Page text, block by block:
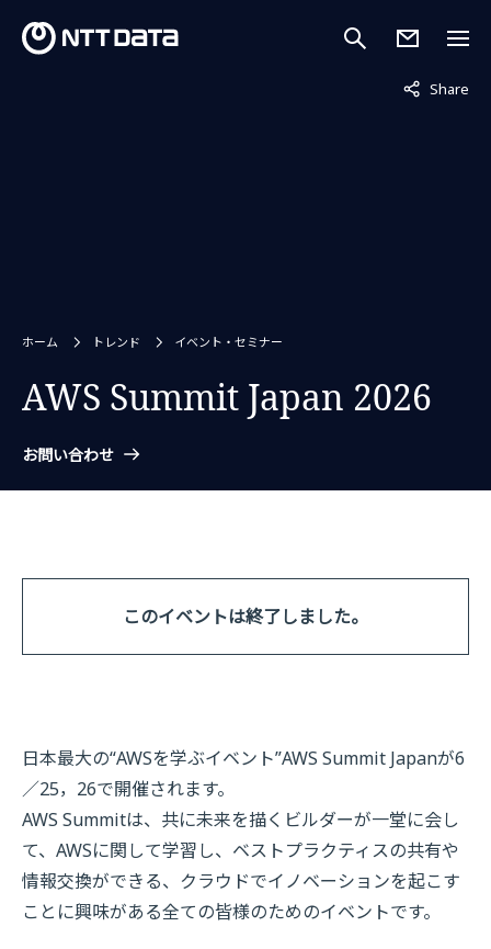
Share
非表示中
ホーム トレンド イベント・セミナー
AWS Summit Japan 2026
お問い合わせ
このイベントは終了しました。
日本最大の“AWSを学ぶイベント”AWS Summit Japanが6
／25，26で開催されます。
AWS Summitは、共に未来を描くビルダーが一堂に会し
て、AWSに関して学習し、ベストプラクティスの共有や
情報交換ができる、クラウドでイノベーションを起こす
ことに興味がある全ての皆様のためのイベントです。